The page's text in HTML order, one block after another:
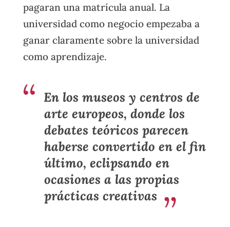
pagaran una matrícula anual. La
universidad como negocio empezaba a
ganar claramente sobre la universidad
como aprendizaje.
En los museos y centros de
arte europeos, donde los
debates teóricos parecen
haberse convertido en el fin
último, eclipsando en
ocasiones a las propias
prácticas creativas